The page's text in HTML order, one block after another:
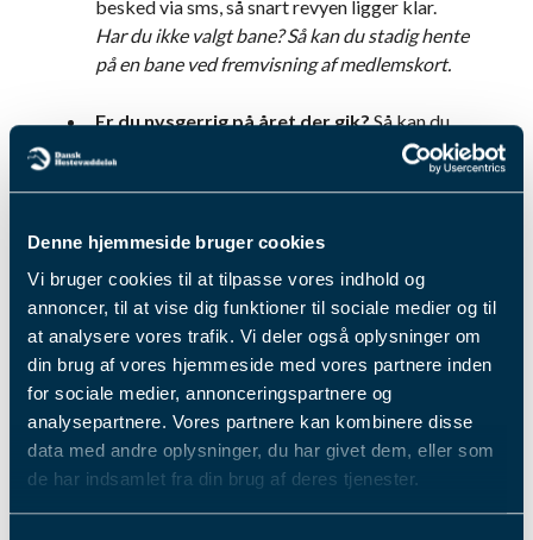
Denne hjemmeside bruger cookies
Vi bruger cookies til at tilpasse vores indhold og
annoncer, til at vise dig funktioner til sociale medier og til
at analysere vores trafik. Vi deler også oplysninger om
din brug af vores hjemmeside med vores partnere inden
for sociale medier, annonceringspartnere og
analysepartnere. Vores partnere kan kombinere disse
data med andre oplysninger, du har givet dem, eller som
de har indsamlet fra din brug af deres tjenester.
besked via sms, så snart revyen ligger klar.
Har du ikke valgt bane? Så kan du stadig hente
på en bane ved fremvisning af medlemskort.
Er du nysgerrig på året der gik?Så kan du
købe årsrevyen i løssalg for 125 kr. Den
sælges på banerne – og har du ikke mulighed
bane for at høre om forsendelse.
Årsrevyen 2025 er spækket med billeder,
højdepunkter og fortællinger fra hele landet - et
tilbageblik, der også minder os om det
fællesskab, vi alle er en del af.
Tilmeld dig vores nyhedsbrev - så er du altid
opdateret!